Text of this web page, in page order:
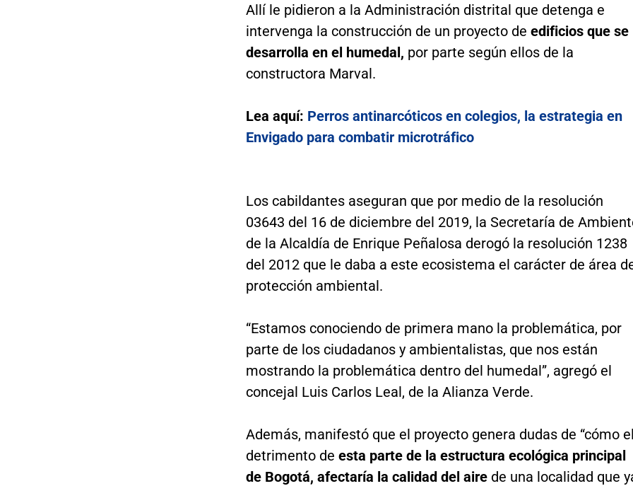
Allí le pidieron a la Administración distrital que detenga e
intervenga la construcción de un proyecto de edificios que se
desarrolla en el humedal, por parte según ellos de la
constructora Marval.
Lea aquí: Perros antinarcóticos en colegios, la estrategia en
Envigado para combatir microtráfico
Los cabildantes aseguran que por medio de la resolución
03643 del 16 de diciembre del 2019, la Secretaría de
de la Alcaldía de Enrique Peñalosa derogó la resolución 1238
del 2012 que le daba a este ecosistema el carácter de área
protección ambiental.
“Estamos conociendo de primera mano la problemática, por
parte de los ciudadanos y ambientalistas, que nos están
mostrando la problemática dentro del humedal”, agregó el
concejal Luis Carlos Leal, de la Alianza Verde.
Además, manifestó que el proyecto genera dudas de “cómo
detrimento de esta parte de la estructura ecológica principal
de Bogotá, afectaría la calidad del aire de una localidad que